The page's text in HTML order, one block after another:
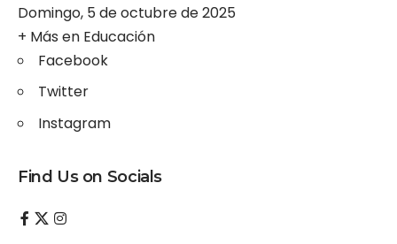
Domingo, 5 de octubre de 2025
+ Más en Educación
Facebook
Twitter
Instagram
Find Us on Socials